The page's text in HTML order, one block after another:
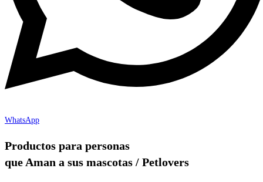
WhatsApp
Productos para personas
que Aman a sus mascotas / Petlovers